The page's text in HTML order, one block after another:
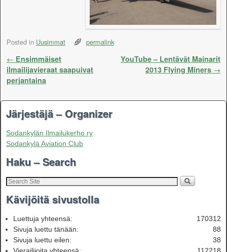
Posted in Uusimmat permalink
Post navigation
← Ensimmäiset
ilmailijavieraat saapuivat
perjantaina
YouTube – Lentävät Mainarit
2013 Flying Miners →
Järjestäjä – Organizer
Sodankylän Ilmailukerho ry
Sodankylä Aviation Club
Haku – Search
Kävijöitä sivustolla
170312
Luettuja yhteensä:
88
Sivuja luettu tänään:
38
Sivuja luettu eilen: